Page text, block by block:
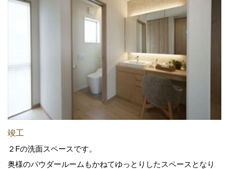
竣工
２Fの洗面スペースです。
奥様のパウダールームもかねてゆっとりしたスペースとなり